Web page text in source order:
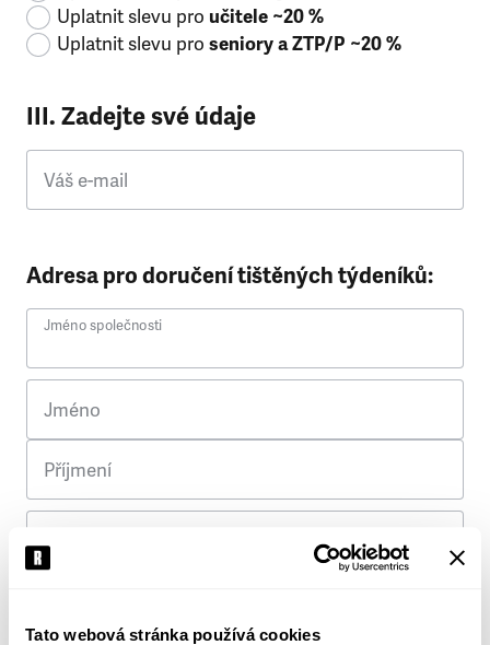
Tato webová stránka používá cookies
Uplatnit slevu pro učitele ~20 %
Uplatnit slevu pro seniory a ZTP/P ~20 %
III. Zadejte své údaje
Váš e-mail
Adresa pro doručení tištěných týdeníků:
Jméno společnosti
Jméno
Příjmení
Ulice